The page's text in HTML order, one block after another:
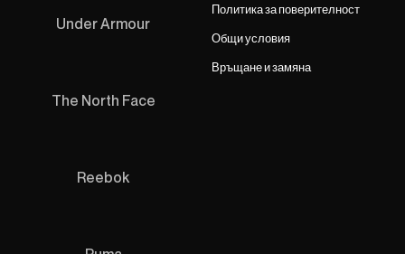
Under Armour
The North Face
Reebok
Политика за поверителност
Общи условия
Връщане и замяна